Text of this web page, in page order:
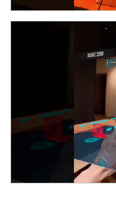
■「オリジナル
ペーンを開催